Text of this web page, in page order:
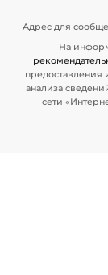
Адрес для
На
предоставления
анализа
сети